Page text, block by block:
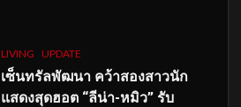
LIVING UPDATE
เซ็นทรัลพัฒนา คว้าสองสาวนัก
แสดงสุดฮอต “ลีน่า-หมิว” รับ